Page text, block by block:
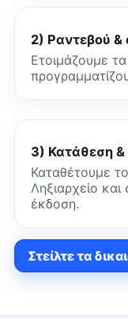
2) Ραντεβού &
Ετοιμάζουμε
3) Κατάθεση
Καταθέτουμε
Ληξιαρχείο
έκδοση.
Στείλτε τα